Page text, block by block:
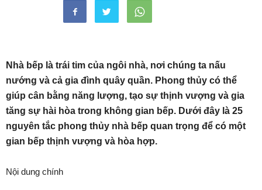
Nhà bếp là trái tim của ngôi nhà, nơi chúng ta nấu
nướng và cả gia đình quây quần. Phong thủy có thể
giúp cân bằng năng lượng, tạo sự thịnh vượng và gia
tăng sự hài hòa trong không gian bếp. Dưới đây là 25
nguyên tắc phong thủy nhà bếp quan trọng để có một
gian bếp thịnh vượng và hòa hợp.
Nội dung chính